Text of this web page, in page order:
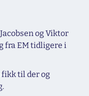
og Viktor
fra EM tidligere i
fikk til der og